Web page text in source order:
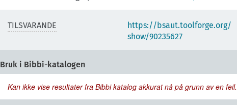
TILSVARANDE
https://bsaut.toolforge.org/
show/90235627
Bruk i Bibbi-katalogen
Kan ikke vise resultater fra Bibbi katalog akkurat nå på grunn av en feil.